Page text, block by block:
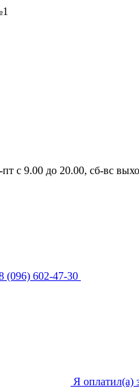
с 9.00 до 20.00, сб-вс
(096) 602-47-30
Я оплатил(а)